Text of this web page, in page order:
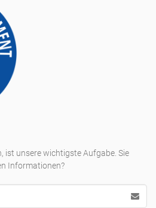
ist unsere wichtigste Aufgabe. Sie
Informationen?